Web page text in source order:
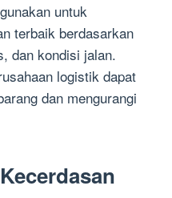
untuk
terbaik berdasarkan
dan kondisi jalan.
logistik dapat
dan mengurangi